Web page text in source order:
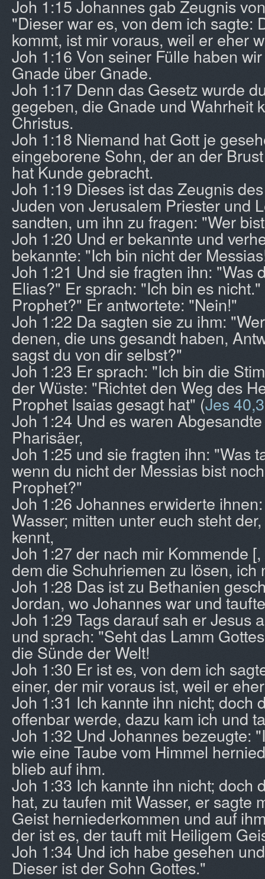
Joh 1:15 Johannes gab Zeugnis
"Dieser war es, von dem ich sagte:
kommt, ist mir voraus, weil er eher
Joh 1:16 Von seiner Fülle haben
Gnade über Gnade.
Joh 1:17 Denn das Gesetz wurde
gegeben, die Gnade und Wahrheit
Christus.
Joh 1:18 Niemand hat Gott je
eingeborene Sohn, der an der
hat Kunde gebracht.
Joh 1:19 Dieses ist das Zeugnis
Juden von Jerusalem Priester und
sandten, um ihn zu fragen: "Wer
Joh 1:20 Und er bekannte und
bekannte: "Ich bin nicht der
Joh 1:21 Und sie fragten ihn: "Was
Elias?" Er sprach: "Ich bin es
Prophet?" Er antwortete: "Nein!"
Joh 1:22 Da sagten sie zu ihm:
denen, die uns gesandt haben,
sagst du von dir selbst?"
Joh 1:23 Er sprach: "Ich bin die
der Wüste: "Richtet den Weg des
Prophet Isaias gesagt hat" (Jes 40,3
Joh 1:24 Und es waren
Pharisäer,
Joh 1:25 und sie fragten ihn: "Was
wenn du nicht der Messias bist
Prophet?"
Joh 1:26 Johannes erwiderte
Wasser; mitten unter euch steht
kennt,
Joh 1:27 der nach mir Kommende
dem die Schuhriemen zu lösen, ich
Joh 1:28 Das ist zu Bethanien
Jordan, wo Johannes war und
Joh 1:29 Tags darauf sah er Jesus
und sprach: "Seht das Lamm
die Sünde der Welt!
Joh 1:30 Er ist es, von dem ich
einer, der mir voraus ist, weil er
Joh 1:31 Ich kannte ihn nicht; doch
offenbar werde, dazu kam ich und
Joh 1:32 Und Johannes bezeugte:
wie eine Taube vom Himmel
blieb auf ihm.
Joh 1:33 Ich kannte ihn nicht; doch
hat, zu taufen mit Wasser, er sagte
Geist herniederkommen und auf
der ist es, der tauft mit Heiligem
Joh 1:34 Und ich habe gesehen
Dieser ist der Sohn Gottes."